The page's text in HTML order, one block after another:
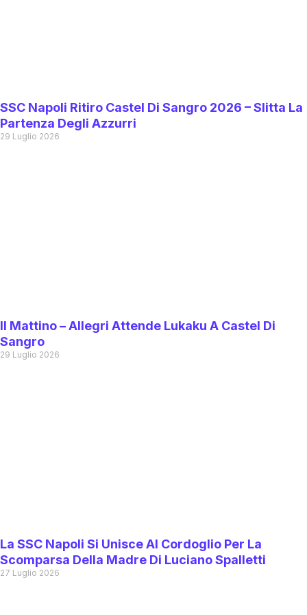
SSC Napoli Ritiro Castel Di Sangro 2026 – Slitta La
Partenza Degli Azzurri
29 Luglio 2026
Il Mattino – Allegri Attende Lukaku A Castel Di
Sangro
29 Luglio 2026
La SSC Napoli Si Unisce Al Cordoglio Per La
Scomparsa Della Madre Di Luciano Spalletti
27 Luglio 2026